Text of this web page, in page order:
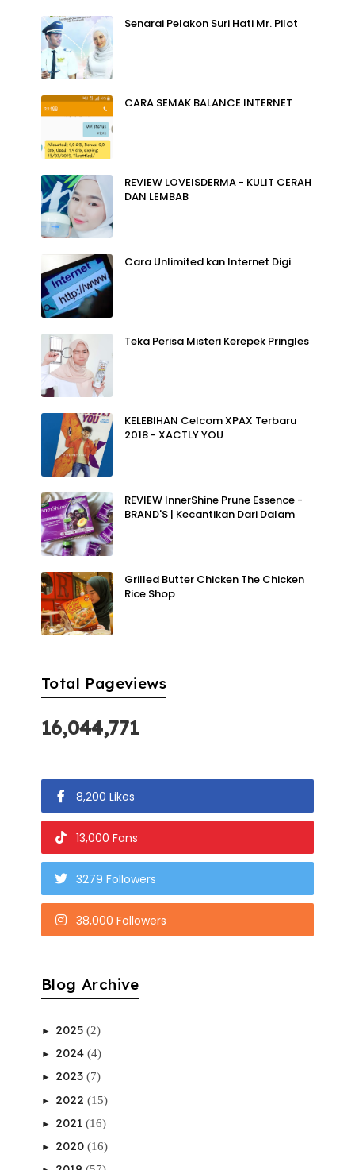
Senarai Pelakon Suri Hati Mr. Pilot
CARA SEMAK BALANCE INTERNET
REVIEW LOVEISDERMA - KULIT CERAH
DAN LEMBAB
Cara Unlimited kan Internet Digi
Teka Perisa Misteri Kerepek Pringles
KELEBIHAN Celcom XPAX Terbaru
2018 - XACTLY YOU
REVIEW InnerShine Prune Essence -
BRAND'S | Kecantikan Dari Dalam
Grilled Butter Chicken The Chicken
Rice Shop
Total Pageviews
16,044,771
8,200 Likes
13,000 Fans
3279 Followers
38,000 Followers
Blog Archive
► 2025 (2)
► 2024 (4)
► 2023 (7)
► 2022 (15)
► 2021 (16)
► 2020 (16)